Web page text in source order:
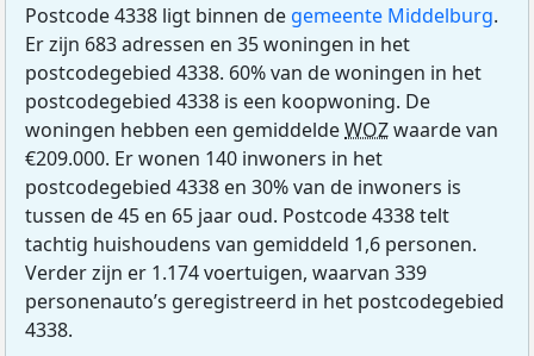
Postcode 4338 ligt binnen de gemeente Middelburg.
Er zijn 683 adressen en 35 woningen in het
postcodegebied 4338. 60% van de woningen in het
postcodegebied 4338 is een koopwoning. De
woningen hebben een gemiddeldeWOZwaarde van
€209.000. Er wonen 140 inwoners in het
postcodegebied 4338 en 30% van de inwoners is
tussen de 45 en 65 jaar oud. Postcode 4338 telt
tachtig huishoudens van gemiddeld 1,6 personen.
Verder zijn er 1.174 voertuigen, waarvan 339
personenauto’s geregistreerd in het postcodegebied
4338.